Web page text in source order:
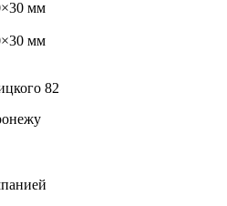
мм
мм
82